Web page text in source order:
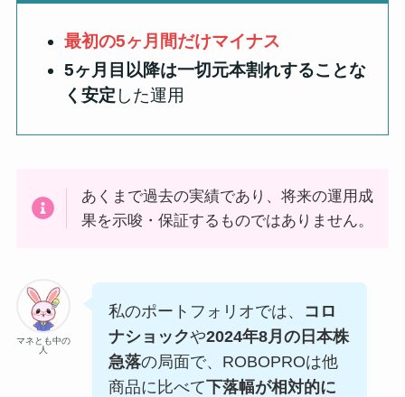
最初の5ヶ月間だけマイナス
5ヶ月目以降は一切元本割れすることな
く安定 した運用
あくまで過去の実績であり、将来の運用成
果を示唆・保証するものではありません。
マネとも中の
人
私のポートフォリオでは、
コロ
ナショックや2024年8月の日本株
急落の局面で、ROBOPROは他
商品に比べて下落幅が相対的に